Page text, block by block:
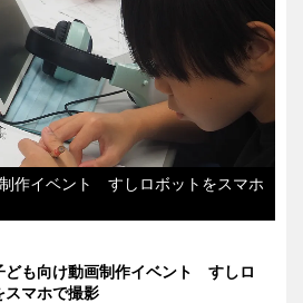
作イベント すしロボットをスマホ
ども向け動画制作イベント すしロ
スマホで撮影